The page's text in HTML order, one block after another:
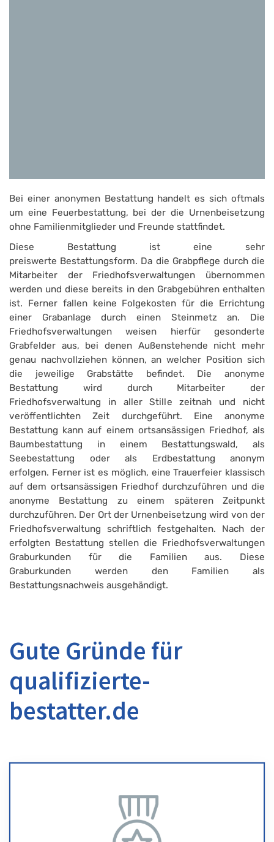
Bei einer anonymen Bestattung handelt es sich oftmals
um eine Feuerbestattung, bei der die Urnenbeisetzung
ohne Familienmitglieder und Freunde stattfindet.
Diese Bestattung ist eine sehr
preiswerte Bestattungsform. Da die Grabpflege durch die
Mitarbeiter der Friedhofsverwaltungen übernommen
werden und diese bereits in den Grabgebühren enthalten
ist. Ferner fallen keine Folgekosten für die Errichtung
einer Grabanlage durch einen Steinmetz an. Die
Friedhofsverwaltungen weisen hierfür gesonderte
Grabfelder aus, bei denen Außenstehende nicht mehr
genau nachvollziehen können, an welcher Position sich
die jeweilige Grabstätte befindet. Die anonyme
Bestattung wird durch Mitarbeiter der
Friedhofsverwaltung in aller Stille zeitnah und nicht
veröffentlichten Zeit durchgeführt. Eine anonyme
Bestattung kann auf einem ortsansässigen Friedhof, als
Baumbestattung in einem Bestattungswald, als
Seebestattung oder als Erdbestattung anonym
erfolgen. Ferner ist es möglich, eine Trauerfeier klassisch
auf dem ortsansässigen Friedhof durchzuführen und die
anonyme Bestattung zu einem späteren Zeitpunkt
durchzuführen. Der Ort der Urnenbeisetzung wird von der
Friedhofsverwaltung schriftlich festgehalten. Nach der
erfolgten Bestattung stellen die Friedhofsverwaltungen
Graburkunden für die Familien aus. Diese
Graburkunden werden den Familien als
Bestattungsnachweis ausgehändigt.
Gute Gründe für
qualifizierte-
bestatter.de